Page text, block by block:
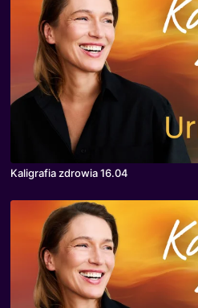
Kaligrafia zdrowia 16.04